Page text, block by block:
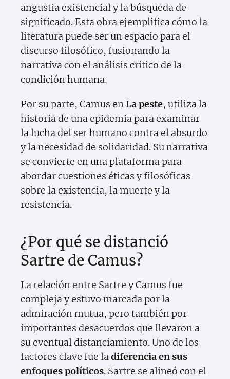
angustia existencial y la búsqueda de
significado. Esta obra ejemplifica cómo la
literatura puede ser un espacio para el
discurso filosófico, fusionando la
narrativa con el análisis crítico de la
condición humana.
Por su parte, Camus enLa peste, utiliza la
historia de una epidemia para examinar
la lucha del ser humano contra el absurdo
y la necesidad de solidaridad. Su narrativa
se convierte en una plataforma para
abordar cuestiones éticas y filosóficas
sobre la existencia, la muerte y la
resistencia.
¿Por qué se distanció
Sartre de Camus?
La relación entre Sartre y Camus fue
compleja y estuvo marcada por la
admiración mutua, pero también por
importantes desacuerdos que llevaron a
su eventual distanciamiento. Uno de los
factores clave fue ladiferencia en sus
enfoques políticos. Sartre se alineó con el